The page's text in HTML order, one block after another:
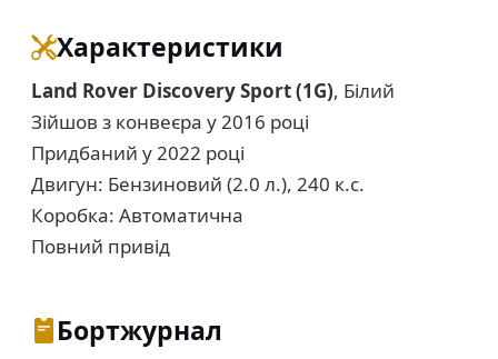
Характеристики
Land Rover Discovery Sport (1G), Білий
Зійшов з конвеєра у 2016 році
Придбаний у 2022 році
Двигун: Бензиновий (2.0 л.), 240 к.с.
Коробка: Автоматична
Повний привід
Бортжурнал